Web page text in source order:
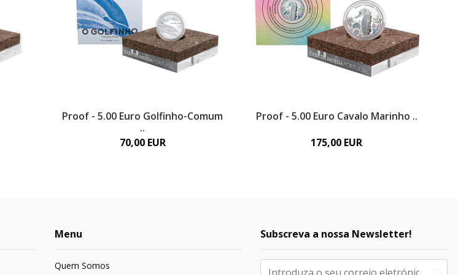
Proof - 5.00 Euro Golfinho-Comum
..
70,00 EUR
Proof - 5.00 Euro Cavalo Marinho ..
175,00 EUR
Menu
Quem Somos
Subscreva a nossa Newsletter!